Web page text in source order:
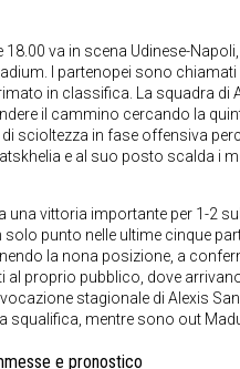
va in scena Udinese-
I partenopei sono
in classifica. La squadra
il cammino cercando la
di scioltezza in fase offensiva
e al suo posto scalda i
una vittoria importante per 1-2
solo punto nelle ultime cinque
la nona posizione, a
al proprio pubblico, dove
stagionale di Alexis
mentre sono out
e pronostico